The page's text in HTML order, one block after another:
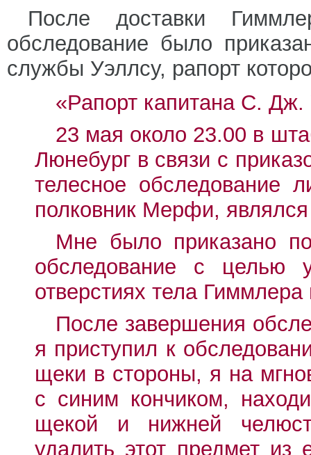
После доставки
обследование было
службы Уэллсу, рапорт
«Рапорт капитана С. Дж.
23 мая около 23.00 в
Люнебург в связи с
телесное обследование
полковник Мерфи,
Мне было приказано
обследование с целью
отверстиях тела Гиммлера
После завершения
я приступил к
щеки в стороны, я на
с синим кончиком,
щекой и нижней
удалить этот предмет